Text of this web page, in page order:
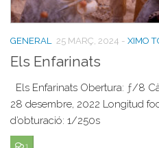
- XIMO
GENERAL 25 MARÇ, 2024
Els Enfarinats
Els Enfarinats Obertura: ƒ/8
28 desembre, 2022 Longitud
d’obturació: 1/250s
1